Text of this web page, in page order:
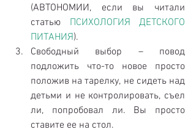
(АВТОНОМИИ, если вы читали
статью ПСИХОЛОГИЯ ДЕТСКОГО
ПИТАНИЯ).
Свободный выбор – повод
подложить что-то новое просто
положив на тарелку, не сидеть над
детьми и не контролировать, съел
ли, попробовал ли. Вы просто
ставите ее на стол.